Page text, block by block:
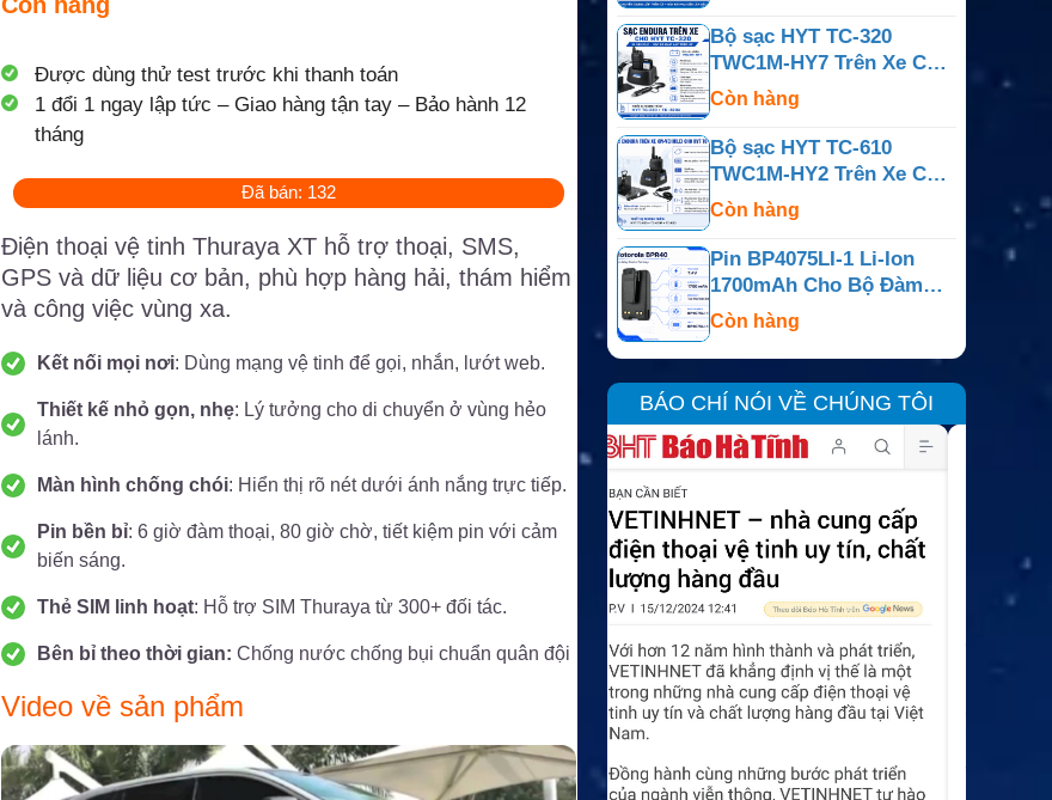
Được dùng thử test trước khi thanh toán
1 đổi 1 ngay lập tức – Giao hàng tận tay – Bảo hành 12
tháng
Đã bán: 132
Điện thoại vệ tinh Thuraya XT hỗ trợ thoại, SMS,
GPS và dữ liệu cơ bản, phù hợp hàng hải, thám hiểm
và công việc vùng xa.
Kết nối mọi nơi: Dùng mạng vệ tinh để gọi, nhắn, lướt web.
Thiết kế nhỏ gọn, nhẹ: Lý tưởng cho di chuyển ở vùng hẻo
lánh.
Màn hình chống chói: Hiển thị rõ nét dưới ánh nắng trực tiếp.
Pin bền bỉ: 6 giờ đàm thoại, 80 giờ chờ, tiết kiệm pin với cảm
biến sáng.
Thẻ SIM linh hoạt: Hỗ trợ SIM Thuraya từ 300+ đối tác.
Bên bỉ theo thời gian: Chống nước chống bụi chuẩn quân đội
Video về sản phẩm
Bộ sạc HYT TC-320
TWC1M-HY7 Trên Xe Cho
TC-320 Và TC-320U
Còn hàng
Bộ sạc HYT TC-610
TWC1M-HY2 Trên Xe Cho
TC-610, TC-610P Và TC-
Còn hàng
Pin BP4075LI-1 Li-Ion
1700mAh Cho Bộ Đàm
Motorola BPR40 Và
BearCom BC130
Còn hàng
BÁO CHÍ NÓI VỀ CHÚNG TÔI